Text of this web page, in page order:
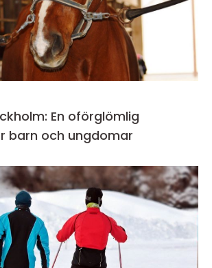
En oförglömlig
barn och ungdomar